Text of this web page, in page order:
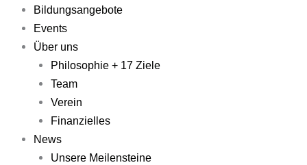
Bildungsangebote
Events
Über uns
Philosophie + 17 Ziele
Team
Verein
Finanzielles
News
Unsere Meilensteine